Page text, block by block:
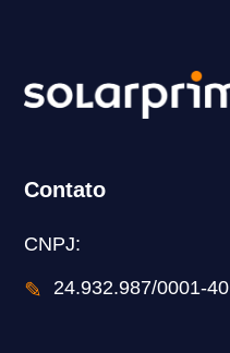
Contato
CNPJ:
✎
24.932.987/0001-40